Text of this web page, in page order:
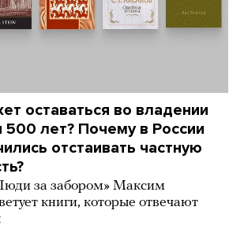
оставаться во владении
500 лет? Почему в России
отстаивать частную
за забором» Максим
книги, которые отвечают